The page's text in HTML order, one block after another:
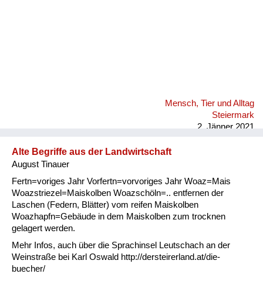
Mensch, Tier und Alltag
Steiermark
2. Jänner 2021
Alte Begriffe aus der Landwirtschaft
August Tinauer
Fertn=voriges Jahr Vorfertn=vorvoriges Jahr Woaz=Mais
Woazstriezel=Maiskolben Woazschöln=.. entfernen der
Laschen (Federn, Blätter) vom reifen Maiskolben
Woazhapfn=Gebäude in dem Maiskolben zum trocknen
gelagert werden.
Mehr Infos, auch über die Sprachinsel Leutschach an der
Weinstraße bei Karl Oswald http://dersteirerland.at/die-
buecher/